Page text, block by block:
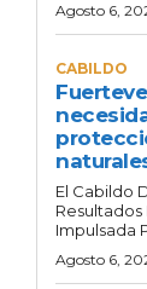
Agosto 6,
CABILDO
El Cabildo
Resultados
Impulsada
Agosto 6,